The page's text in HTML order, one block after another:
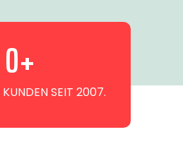
KUNDEN SEIT 2007.
0+